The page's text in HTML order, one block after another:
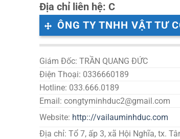
Địa chỉ liên hệ: C
ÔNG TY TNHH VẬT TƯ
Giám Đốc: TRẦN QUANG ĐỨC
Điện Thoại: 0336660189
Hotline: 033.666.0189
Email: congtyminhduc2@gmail.com
Website: http:://vailauminhduc.com
Địa chỉ: Tổ 7, ấp 3, xã Hội Nghĩa, tx.